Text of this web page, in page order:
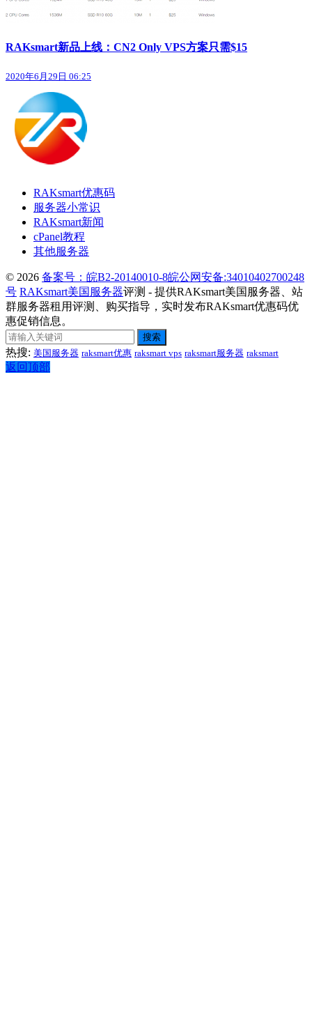
RAKsmart新品上线：CN2 Only VPS方案只需$15
2020年6月29日 06:25
RAKsmart优惠码
服务器小常识
RAKsmart新闻
cPanel教程
其他服务器
© 2026 备案号：皖B2-20140010-8皖公网安备:34010402700248
号 RAKsmart美国服务器评测 - 提供RAKsmart美国服务器、站
群服务器租用评测、购买指导，实时发布RAKsmart优惠码优
惠促销信息。
搜索
热搜: 美国服务器 raksmart优惠 raksmart vps raksmart服务器 raksmart
返回顶部